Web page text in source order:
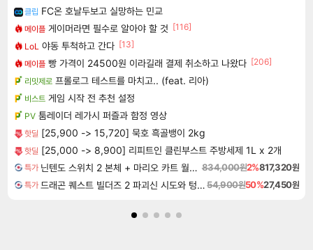
클립 FC온 호날두보고 실망하는 민교
메이플 게이머라면 필수로 알아야 할 것 [116]
LoL 야동 투척하고 간다 [13]
메이플 빵 가격이 24500원 이라길래 결제 취소하고 나왔다 [206]
리밋제로 프롤로그 테스트를 마치고.. (feat. 리아)
비스트 게임 시작 전 추천 설정
PV 툼레이더 레가시 퍼즐과 함정 영상
핫딜 [25,900 -> 15,720] 묵호 흑골뱅이 2kg
핫딜 [25,000 -> 8,900] 리피트인 클린부스트 주방세제 1L x 2개
특가 닌텐도 스위치 2 본체 + 마리오 카트 월드 + 포켓몬 포코피아 번들 834,000원2%817,320원
특가 드래곤 퀘스트 빌더즈 2 파괴신 시도와 텅 빈 섬 Dragon Quest Builders 254,900원50%27,450원